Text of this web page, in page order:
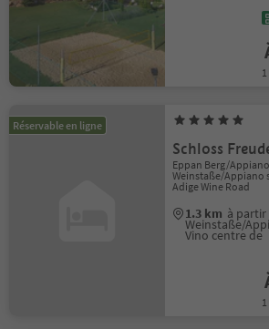
Réservable en ligne
Schloss
Eppan Berg/
Weinstaße/Appiano
Adige Wine Road
1.3 km à partir
Weinstaße/
Vino centre de